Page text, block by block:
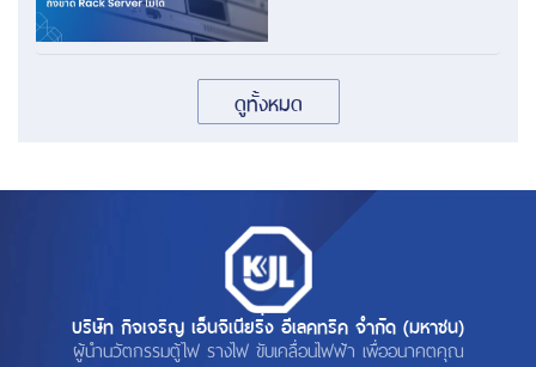
ดูทั้งหมด
บริษัท กิจเจริญ เอ็นจิเนียริ่ง อีเลคทริค จำกัด (มหาชน)
ผู้นำนวัตกรรมตู้ไฟ รางไฟ ขับเคลื่อนไฟฟ้า เพื่ออนาคตคุณ